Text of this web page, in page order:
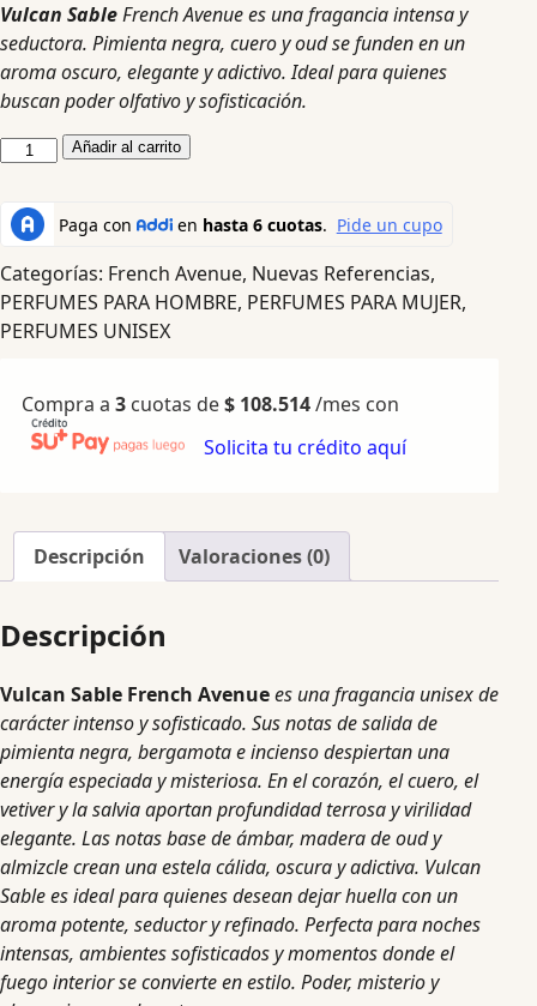
Vulcan SableFrench Avenue es una fragancia intensa y
seductora. Pimienta negra, cuero y oud se funden en un
aroma oscuro, elegante y adictivo. Ideal para quienes
buscan poder olfativo y sofisticación.
Añadir al carrito
Categorías: French Avenue, Nuevas Referencias,
PERFUMES PARA HOMBRE, PERFUMES PARA MUJER,
PERFUMES UNISEX
Compra a 3 cuotas de$ 108.514/mes con
Solicita tu crédito aquí
Descripción Valoraciones (0)
Descripción
Vulcan Sable French Avenuees una fragancia unisex de
carácter intenso y sofisticado. Sus notas de salida de
pimienta negra, bergamota e incienso despiertan una
energía especiada y misteriosa. En el corazón, el cuero, el
vetiver y la salvia aportan profundidad terrosa y virilidad
elegante. Las notas base de ámbar, madera de oud y
almizcle crean una estela cálida, oscura y adictiva. Vulcan
Sable es ideal para quienes desean dejar huella con un
aroma potente, seductor y refinado. Perfecta para noches
intensas, ambientes sofisticados y momentos donde el
fuego interior se convierte en estilo. Poder, misterio y